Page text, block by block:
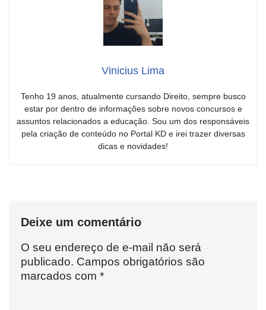
Vinicius Lima
Tenho 19 anos, atualmente cursando Direito, sempre busco
estar por dentro de informações sobre novos concursos e
assuntos relacionados a educação. Sou um dos responsáveis
pela criação de conteúdo no Portal KD e irei trazer diversas
dicas e novidades!
Deixe um comentário
O seu endereço de e-mail não será
publicado. Campos obrigatórios são
marcados com *